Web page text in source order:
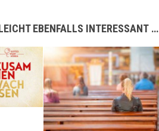
EBENFALLS INTERESSANT …